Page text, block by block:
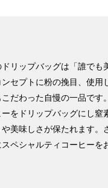
リップバッグは「誰でも
セプトに粉の挽目、使用
だわった自慢の一品です
をドリップバッグにし窒
美味しさが保たれます。
スペシャルティコーヒーを